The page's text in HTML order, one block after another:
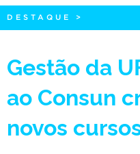
DESTAQUE >
Gestão da
ao Consun
novos